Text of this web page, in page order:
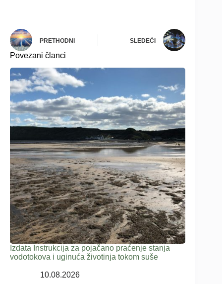
PRETHODNI SLEDEĆI
Povezani članci
Izdata Instrukcija za pojačano praćenje stanja
vodotokova i uginuća životinja tokom suše
10.08.2026